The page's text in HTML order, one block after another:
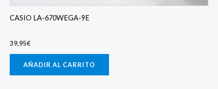
CASIO LA-670WEGA-9E
39,95€
AÑADIR AL CARRITO